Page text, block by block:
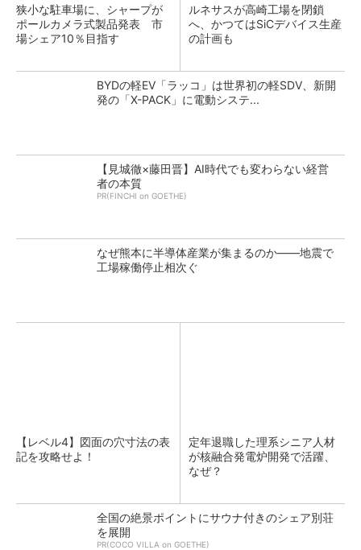
狭小な駐車場に、シャープが
ポールカメラ式製品発表 市
場シェア10％目指す
ルネサスが高崎工場を閉鎖
へ、かつてはSiCデバイス生産
の計画も
BYDの軽EV「ラッコ」は世界初の軽SDV、新開
発の「X-PACK」に電動システ...
【見城徹×藤田晋】AI時代でも変わらない経営
者の本質
PR(FINCHI on GOETHE)
なぜ熊本に半導体産業が集まるのか――地震で
工場稼働停止相次ぐ
【レベル4】図面の穴寸法の表
記を攻略せよ！
定年退職した理系シニア人材
が核融合発電炉開発で活躍、
なぜ？
全国の絶景ポイントにサウナ付きのシェア別荘
を展開
PR(COCO VILLA on GOETHE)